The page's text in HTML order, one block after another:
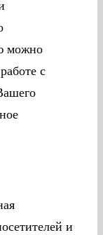
можно
с
и